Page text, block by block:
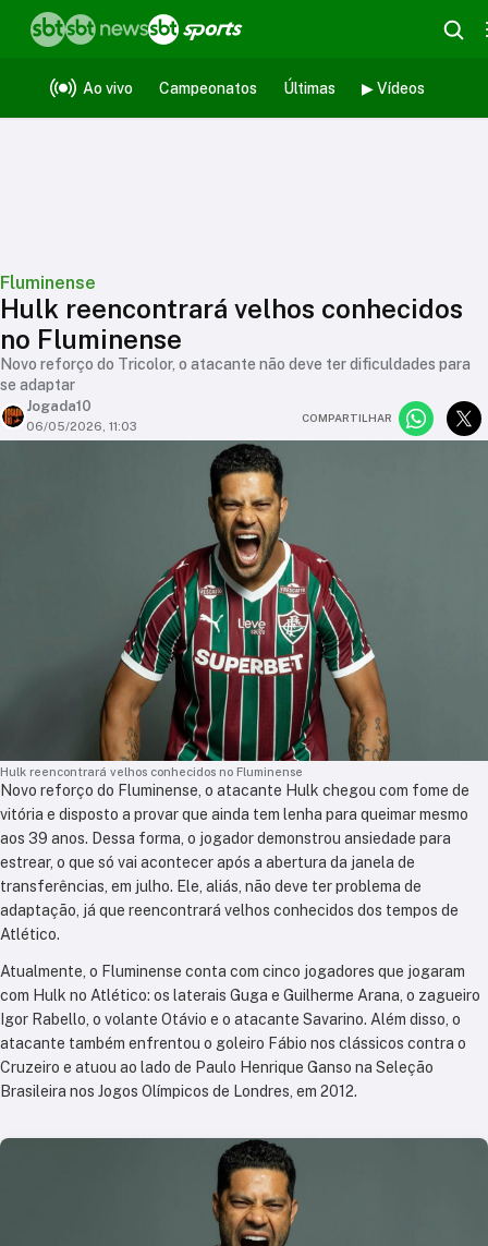
Ao vivo Campeonatos Últimas ▶ Vídeos
Fluminense
Hulk reencontrará velhos conhecidos
no Fluminense
Novo reforço do Tricolor, o atacante não deve ter dificuldades para
se adaptar
Jogada10
06/05/2026, 11:03
COMPARTILHAR
Hulk reencontrará velhos conhecidos no Fluminense
Novo reforço do Fluminense, o atacante Hulk chegou com fome de
vitória e disposto a provar que ainda tem lenha para queimar mesmo
aos 39 anos. Dessa forma, o jogador demonstrou ansiedade para
estrear, o que só vai acontecer após a abertura da janela de
transferências, em julho. Ele, aliás, não deve ter problema de
adaptação, já que reencontrará velhos conhecidos dos tempos de
Atlético.
Atualmente, o Fluminense conta com cinco jogadores que jogaram
com Hulk no Atlético: os laterais Guga e Guilherme Arana, o zagueiro
Igor Rabello, o volante Otávio e o atacante Savarino. Além disso, o
atacante também enfrentou o goleiro Fábio nos clássicos contra o
Cruzeiro e atuou ao lado de Paulo Henrique Ganso na Seleção
Brasileira nos Jogos Olímpicos de Londres, em 2012.